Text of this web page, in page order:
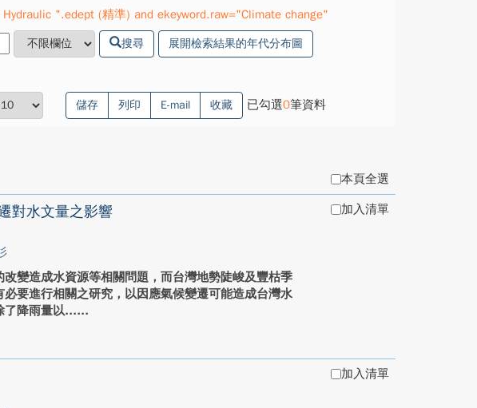
".edept (精準) and ekeyword.raw="Climate change"
搜尋 展開檢索結果的年代分布圖
儲存 列印 E-mail 收藏 已勾選0筆資料
本頁全選
對水文量之影響
變造成水資源等相關問題，而台灣地勢陡峻及豐枯季
要進行相關之研究，以因應氣候變遷可能造成台灣水
了降雨量以...
加入清單
加入清單